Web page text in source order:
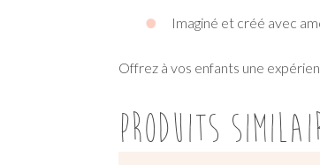
Imaginé et créé avec
Offrez à vos enfants une
Produits